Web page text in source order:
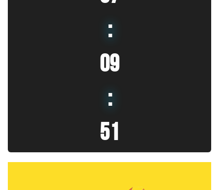
:
09
:
53